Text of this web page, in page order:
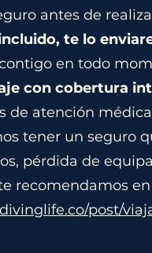
antes de
te lo
en todo
con cobertura
de atención
tener un seguro
pérdida de
recomendamos
post/